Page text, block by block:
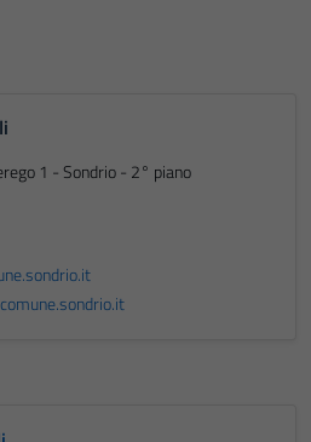
1 - Sondrio - 2° piano